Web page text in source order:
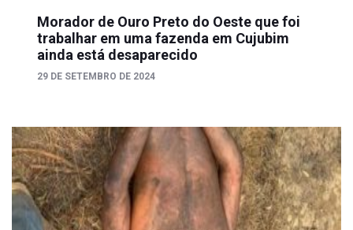
Morador de Ouro Preto do Oeste que foi
trabalhar em uma fazenda em Cujubim
ainda está desaparecido
29 DE SETEMBRO DE 2024